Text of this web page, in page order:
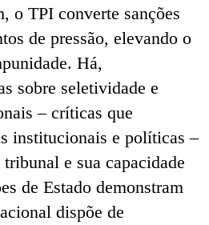
o TPI converte sanções
de pressão, elevando o
Há,
sobre seletividade e
– críticas que
institucionais e políticas –
e sua capacidade
de Estado demonstram
dispõe de